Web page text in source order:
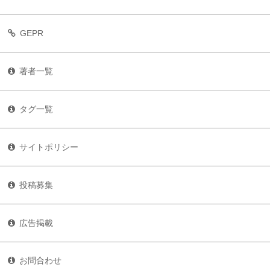
GEPR
著者一覧
タグ一覧
サイトポリシー
投稿募集
広告掲載
お問合わせ